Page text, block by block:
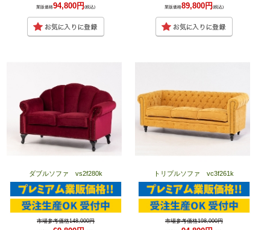
業販価格94,800円(税込) 業販価格89,800円(税込)
ダブルソファ vs2f280k
市場参考価格148,000円
トリプルソファ vc3f261k
市場参考価格198,000円